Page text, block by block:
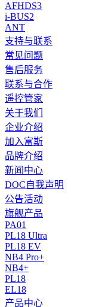
AFHDS3
i-BUS2
ANT
支持与联系
常见问题
售后服务
联系与合作
遥控管家
关于我们
企业介绍
加入富斯
品牌介绍
新闻中心
DOC自我声明
公告活动
旗舰产品
PA01
PL18 Ultra
PL18 EV
NB4 Pro+
NB4+
PL18
EL18
产品中心